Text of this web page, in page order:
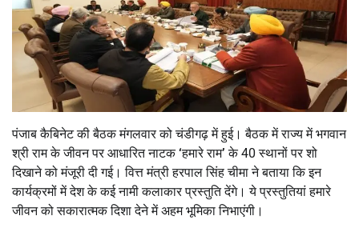
पंजाब कैबिनेट की बैठक मंगलवार को चंडीगढ़ में हुई। बैठक में राज्य में भगवान
श्री राम के जीवन पर आधारित नाटक‘हमारे राम’ के 40 स्थानों पर शो
दिखाने को मंजूरी दी गई। वित्त मंत्री हरपाल सिंह चीमा ने बताया कि इन
कार्यक्रमों में देश के कई नामी कलाकार प्रस्तुति देंगे। ये प्रस्तुतियां हमारे
जीवन को सकारात्मक दिशा देने में अहम भूमिका निभाएंगी।